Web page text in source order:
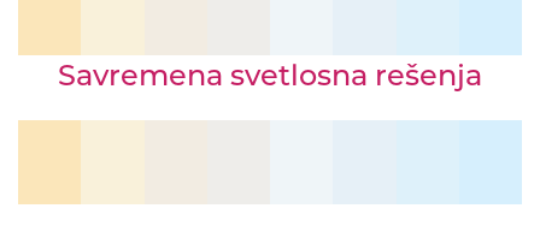
Savremena svetlosna rešenja